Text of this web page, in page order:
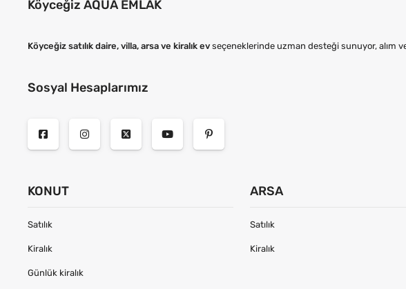
Köyceğiz AQUA EMLAK
Köyceğiz satılık daire, villa, arsa ve kiralık ev seçeneklerinde uzman desteği sunuyor, alım
Sosyal Hesaplarımız
KONUT
Satılık
Kiralık
Günlük kiralık
ARSA
Satılık
Kiralık